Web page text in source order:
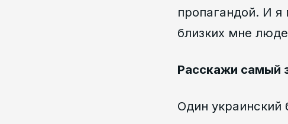
пропагандой. И я
близких мне
Расскажи самый
Один украинский